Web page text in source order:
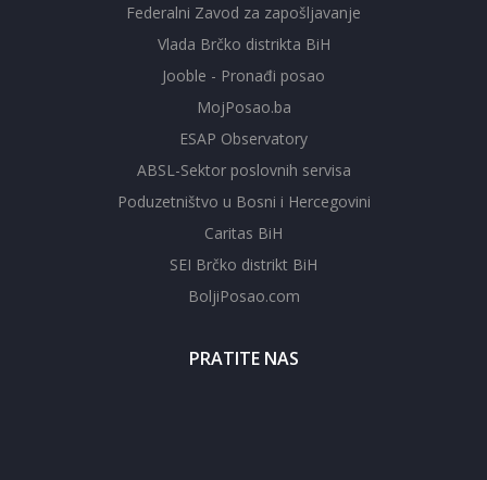
Federalni Zavod za zapošljavanje
Vlada Brčko distrikta BiH
Jooble - Pronađi posao
MojPosao.ba
ESAP Observatory
ABSL-Sektor poslovnih servisa
Poduzetništvo u Bosni i Hercegovini
Caritas BiH
SEI Brčko distrikt BiH
BoljiPosao.com
PRATITE NAS